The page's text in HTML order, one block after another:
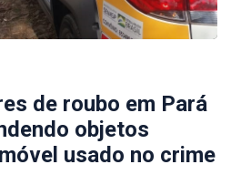
de roubo em Pará
objetos
usado no crime